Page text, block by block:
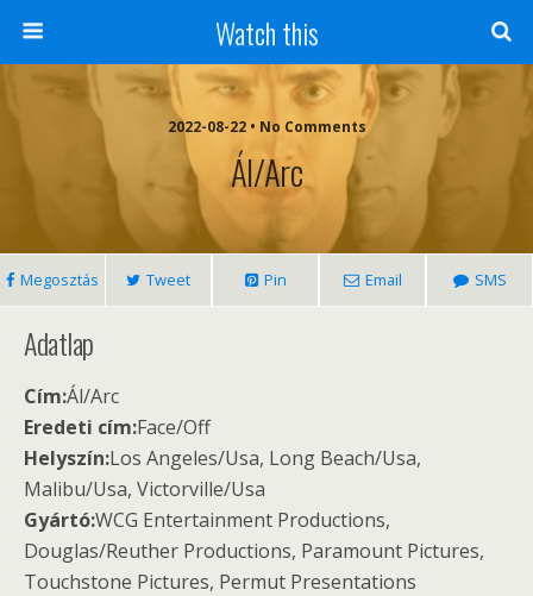
Watch this
2022-08-22 • No Comments
Ál/Arc
Megosztás Tweet Pin Email SMS
Adatlap
Cím:Ál/Arc
Eredeti cím:Face/Off
Helyszín:Los Angeles/Usa, Long Beach/Usa,
Malibu/Usa, Victorville/Usa
Gyártó:WCG Entertainment Productions,
Douglas/Reuther Productions, Paramount Pictures,
Touchstone Pictures, Permut Presentations